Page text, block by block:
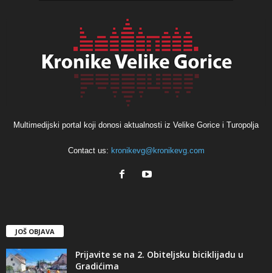
Multimedijski portal koji donosi aktualnosti iz Velike Gorice i Turopolja
Contact us: kronikevg@kronikevg.com
JOŠ OBJAVA
Prijavite se na 2. Obiteljsku biciklijadu u
Gradićima